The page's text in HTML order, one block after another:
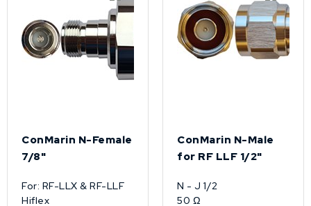
ConMarin N-Female
7/8"
For: RF-LLX & RF-LLF
Hiflex
ConMarin N-Male
for RF LLF 1/2"
N - J 1/2
50 Ω